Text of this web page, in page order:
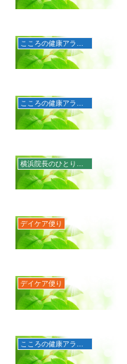
こころの健康アラカルト
デイケア便り
デイケア便り